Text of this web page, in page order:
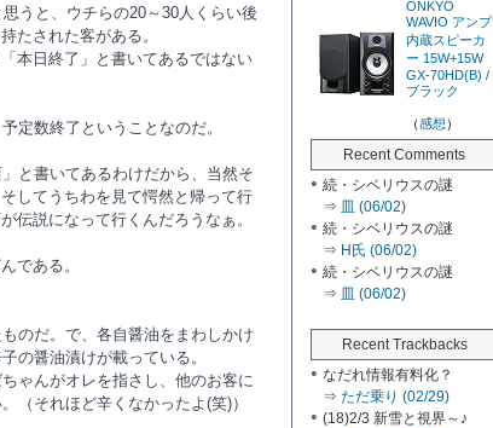
ONKYO
WAVIO アンプ
内蔵スピーカ
ー 15W+15W
GX-70HD(B) /
ブラック
（感想）
Recent Comments
続・シベリウスの謎
⇒ 皿 (06/02)
続・シベリウスの謎
⇒ H氏 (06/02)
続・シベリウスの謎
⇒ 皿 (06/02)
Recent Trackbacks
なだれ情報有料化？
⇒ ただ乗り (02/29)
(18)2/3 新雪と視界～♪
うと、ウチらの20～30人くらい後
たされた客がある。
本日終了」と書いてあるではない
定数終了ということなのだ。
と書いてあるわけだから、当然そ
してうちわを見て愕然と帰って行
伝説になって行くんだろうなぁ。
である。
のだ。で、各自醤油をまわしかけ
の醤油漬けが載っている。
ゃんがオレを指さし、他のお客に
（それほど辛くなかったよ(笑)）